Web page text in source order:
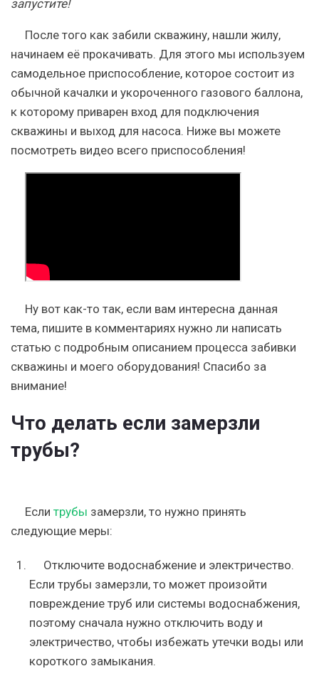
запустите!
После того как забили скважину, нашли жилу,
начинаем её прокачивать. Для этого мы используем
самодельное приспособление, которое состоит из
обычной качалки и укороченного газового баллона,
к которому приварен вход для подключения
скважины и выход для насоса. Ниже вы можете
посмотреть видео всего приспособления!
Ну вот как-то так, если вам интересна данная
тема, пишите в комментариях нужно ли написать
статью с подробным описанием процесса забивки
скважины и моего оборудования! Спасибо за
внимание!
Что делать если замерзли
трубы?
Если трубы замерзли, то нужно принять
следующие меры:
Отключите водоснабжение и электричество.
Если трубы замерзли, то может произойти
повреждение труб или системы водоснабжения,
поэтому сначала нужно отключить воду и
электричество, чтобы избежать утечки воды или
короткого замыкания.